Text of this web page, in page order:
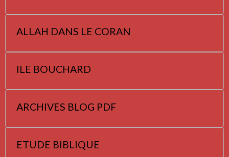
ALLAH DANS LE CORAN
ILE BOUCHARD
ARCHIVES BLOG PDF
ETUDE BIBLIQUE